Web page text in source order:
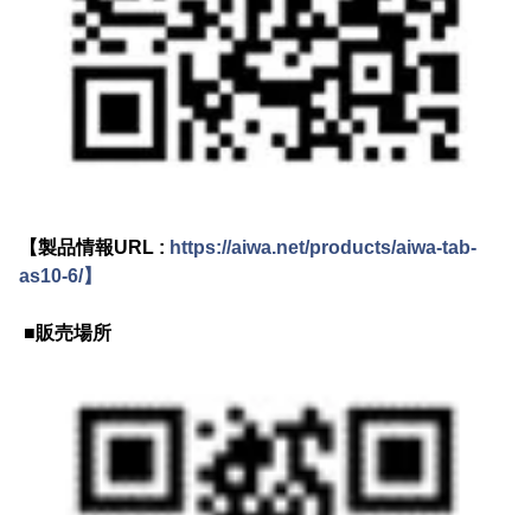
【製品情報URL : https://aiwa.net/products/aiwa-tab-
as10-6/】
■販売場所